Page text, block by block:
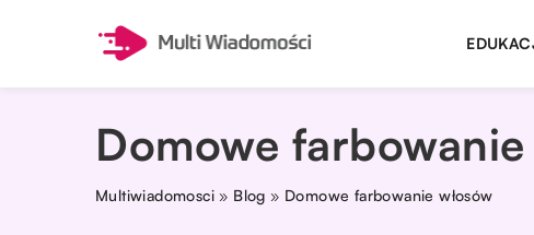
Domowe farbowanie
Multiwiadomosci » Blog » Domowe farbowanie włosów